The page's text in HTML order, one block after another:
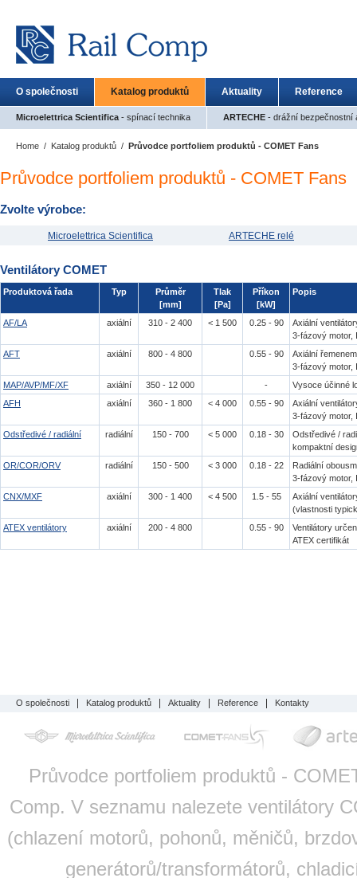
O společnosti Katalog produktů Aktuality Reference
Microelettrica Scientifica - spínací technika ARTECHE - drážní bezpečnostní
Home / Katalog produktů / Průvodce portfoliem produktů - COMET Fans
Průvodce portfoliem produktů - COMET Fans
Zvolte výrobce:
Microelettrica Scientifica ARTECHE relé
Ventilátory COMET
Produktová řada Typ
Průměr
[mm]
Tlak
[Pa]
Příkon
[kW]
Popis
AF/LA axiální 310 - 2 400 < 1 500 0.25 - 90
Axiální
3-fázový motor,
AFT
axiální 800 - 4 800 0.55 - 90
Axiální
3-fázový motor,
MAP/AVP/MF/XF
axiální 350 - 12 000 -
Vysoce účinné
AFH
axiální 360 - 1 800 < 4 000 0.55 - 90
Axiální
3-fázový motor,
Odstředivé / radiální
radiální 150 - 700 < 5 000 0.18 - 30
Odstředivé /
kompaktní
OR/COR/ORV
radiální 150 - 500 < 3 000 0.18 - 22
Radiální
3-fázový motor,
CNX/MXF
axiální 300 - 1 400 < 4 500 1.5 - 55
Axiální
(vlastnosti
ATEX ventilátory
axiální 200 - 4 800 0.55 - 90
Ventilátory
ATEX certifikát
O společnosti Katalog produktů Aktuality Reference Kontakty
Průvodce portfoliem produktů -
Comp. V seznamu nalezete ventilátory
(chlazení motorů, pohonů, měničů,
generátorů/transformátorů,